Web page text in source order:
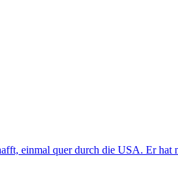
einmal quer durch die USA. Er